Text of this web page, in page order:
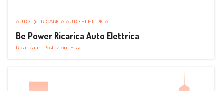
AUTO RICARICA AUTO ELETTRICA
Be Power Ricarica Auto Elettrica
Ricarica in Postazioni Fisse